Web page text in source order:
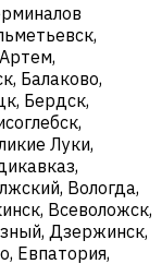
Балаково,
Бердск,
Луки,
Вологда,
Всеволожск,
Дзержинск,
Евпатория,